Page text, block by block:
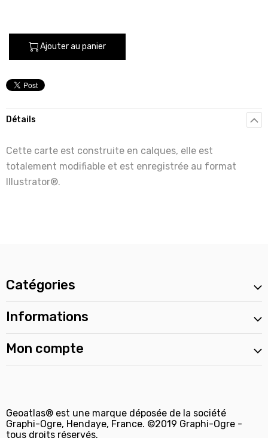
Ajouter au panier
Détails
Cette carte est construite en calques, elle est
totalement modifiable et est enregistrée au format
Illustrator®.
Catégories
Informations
Mon compte
Geoatlas® est une marque déposée de la société
Graphi-Ogre, Hendaye, France. ©2019 Graphi-Ogre -
tous droits réservés.